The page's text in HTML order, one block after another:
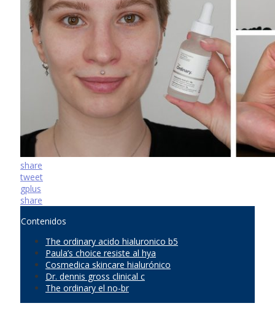
share
tweet
gplus
share
Contenidos
The ordinary acido hialuronico b5
Paula’s choice resiste al hya
Cosmedica skincare hialurónico
Dr. dennis gross clinical c
The ordinary el no-br